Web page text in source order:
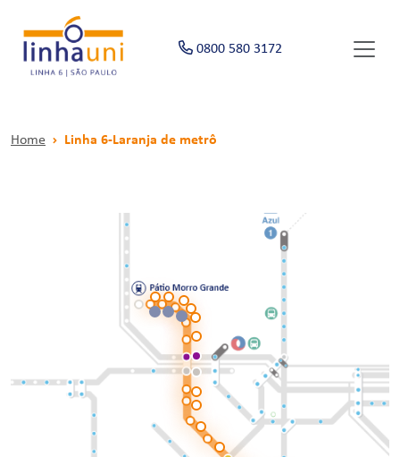
0800 580 3172
Home Linha 6-Laranja de metrô